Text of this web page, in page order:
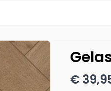
Kabels
Thermostaat-unit
€